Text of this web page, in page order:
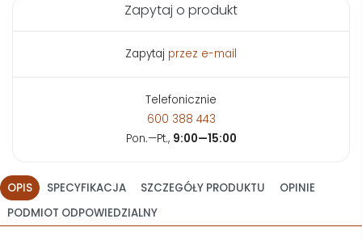
Zapytaj o produkt
Zapytaj przez e-mail
Telefonicznie
600 388 443
Pon.—Pt., 9:00—15:00
OPIS SPECYFIKACJA SZCZEGÓŁY PRODUKTU
OPINIE
PODMIOT ODPOWIEDZIALNY